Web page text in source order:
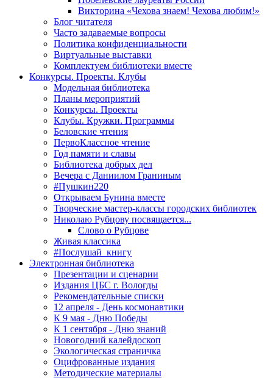
Викторина «Чехова знаем! Чехова любим!»
Блог читателя
Часто задаваемые вопросы
Политика конфиденциальности
Виртуальные выставки
Комплектуем библиотеки вместе
Конкурсы. Проекты. Клубы
Модельная библиотека
Планы мероприятий
Конкурсы. Проекты
Клубы. Кружки. Программы
Беловские чтения
ПервоКлассное чтение
Год памяти и славы
Библиотека добрых дел
Вечера с Даниилом Граниным
#Пушкин220
Открываем Бунина вместе
Творческие мастер-классы городских библиотек
Николаю Рубцову посвящается...
Слово о Рубцове
Живая классика
#Послушай_книгу
Электронная библиотека
Презентации и сценарии
Издания ЦБС г. Вологды
Рекомендательные списки
12 апреля - День космонавтики
К 9 мая - Дню Победы
К 1 сентября - Дню знаний
Новогодний калейдоскоп
Экологическая страничка
Оцифрованные издания
Методические материалы